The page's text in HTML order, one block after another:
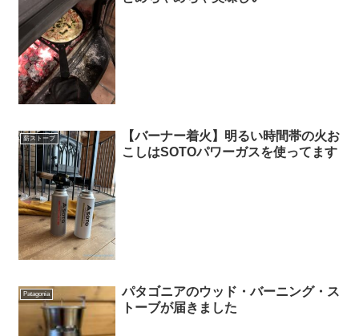
薪ストーブ
【バーナー着火】明るい時間帯の火お
こしはSOTOパワーガスを使ってます
Patagonia
パタゴニアのウッド・バーニング・ス
トーブが届きました